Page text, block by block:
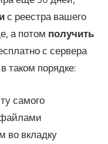
с реестра вашего
а потом получить
с сервера
таком порядке:
самого
во вкладку